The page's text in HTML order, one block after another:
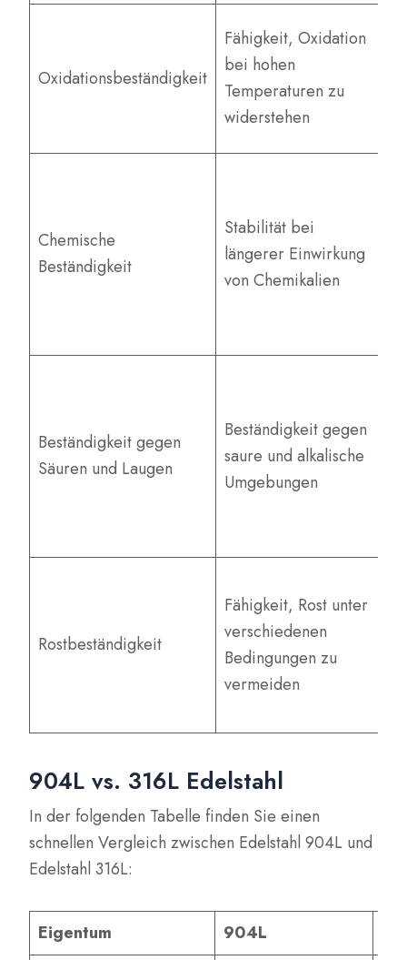
Oxidationsbeständigkeit
Fähigkeit, Oxidation
bei hohen
Temperaturen zu
widerstehen
Chemische
Beständigkeit
Stabilität bei
längerer Einwirkung
von Chemikalien
Beständigkeit gegen
Säuren und Laugen
Beständigkeit gegen
saure und alkalische
Umgebungen
Rostbeständigkeit
Fähigkeit, Rost unter
verschiedenen
Bedingungen zu
vermeiden
904L vs. 316L Edelstahl
In der folgenden Tabelle finden Sie einen
schnellen Vergleich zwischen Edelstahl 904L und
Edelstahl 316L:
Eigentum 904L